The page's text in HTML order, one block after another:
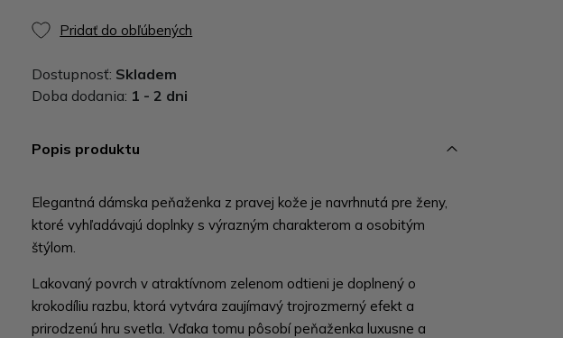
Pridať do obľúbených
Dostupnosť: Skladem
Doba dodania: 1 - 2 dni
Popis produktu
Elegantná dámska peňaženka z pravej kože je navrhnutá pre ženy,
ktoré vyhľadávajú doplnky s výrazným charakterom a osobitým
štýlom.
Lakovaný povrch v atraktívnom zelenom odtieni je doplnený o
krokodíliu razbu, ktorá vytvára zaujímavý trojrozmerný efekt a
prirodzenú hru svetla. Vďaka tomu pôsobí peňaženka luxusne a